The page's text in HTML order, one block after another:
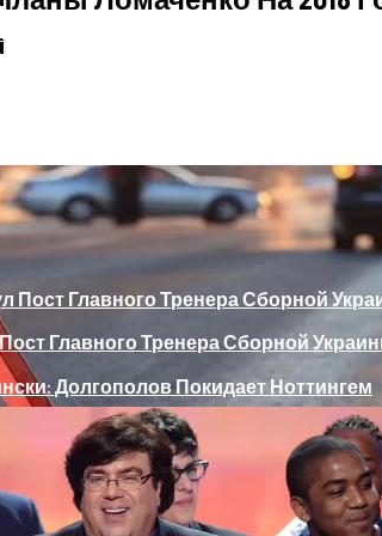
Подарок Путина Главе МИД
В Сети Высмеяли Российский
В Киеве Высмеяли Веселыми
Застрял В Окне Отеля, Знатно
Главного Тренера Сборной
Долгополов Покидает Ноттингем
«Реале» До 2020 Года